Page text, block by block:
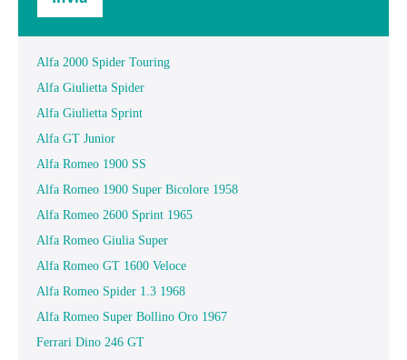
Alfa 2000 Spider Touring
Alfa Giulietta Spider
Alfa Giulietta Sprint
Alfa GT Junior
Alfa Romeo 1900 SS
Alfa Romeo 1900 Super Bicolore 1958
Alfa Romeo 2600 Sprint 1965
Alfa Romeo Giulia Super
Alfa Romeo GT 1600 Veloce
Alfa Romeo Spider 1.3 1968
Alfa Romeo Super Bollino Oro 1967
Ferrari Dino 246 GT